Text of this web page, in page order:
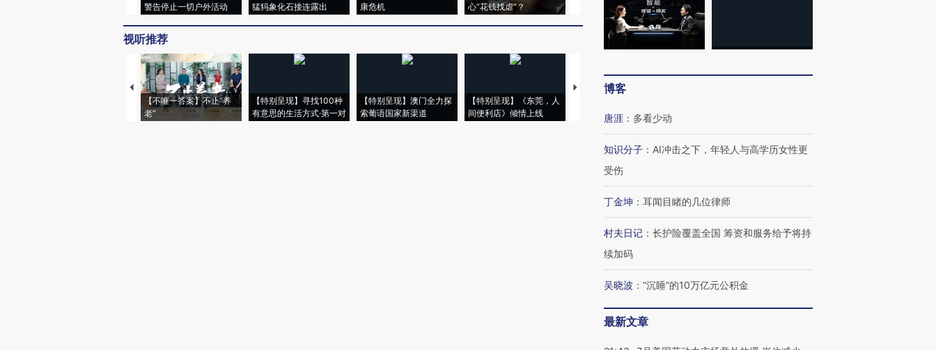
警告停止一切户外活动
猛犸象化石接连露出
康危机
心“花钱找虐”？
育部长拱下台
视听推荐
【不唯一答案】不止“养
老”
【特别呈现】寻找100种
有意思的生活方式·第一对
【特别呈现】澳门全力探
索葡语国家新渠道
【特别呈现】《东莞，人
间便利店》倾情上线
【推广】走进第四届链博
博客
唐涯 ： 多看少动
知识分子 ： AI冲击之下，年轻人与高学历女性更
受伤
丁金坤 ： 耳闻目睹的几位律师
村夫日记 ： 长护险覆盖全国 筹资和服务给予将持
续加码
吴晓波 ： “沉睡”的10万亿元公积金
最新文章